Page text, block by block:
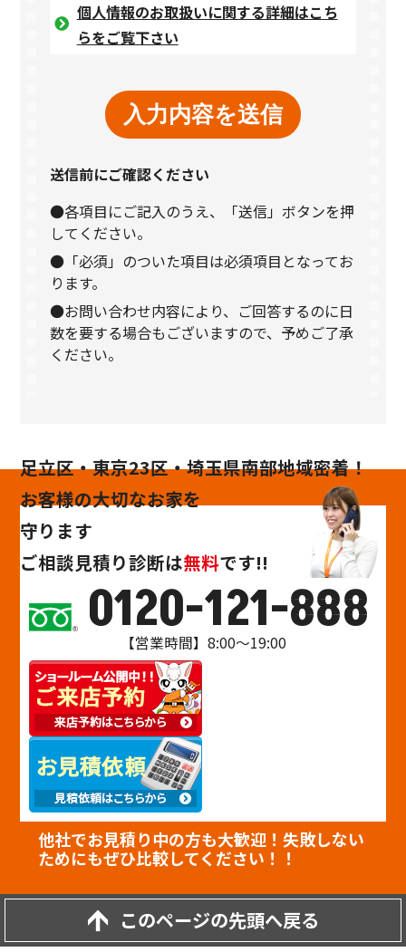
個人情報のお取扱いに関する詳細はこち
らをご覧下さい
送信前にご確認ください
●各項目にご記入のうえ、「送信」ボタンを押
してください。
●「必須」のついた項目は必須項目となってお
ります。
●お問い合わせ内容により、ご回答するのに日
数を要する場合もございますので、予めご了承
ください。
足立区・東京23区・埼玉県南部地域密着！
お客様の大切なお家を
守ります
ご相談見積り診断は無料です!!
0120-121-888
【営業時間】8:00～19:00
他社でお見積り中の方も大歓迎！失敗しない
ためにもぜひ比較してください！！
このページの先頭へ戻る